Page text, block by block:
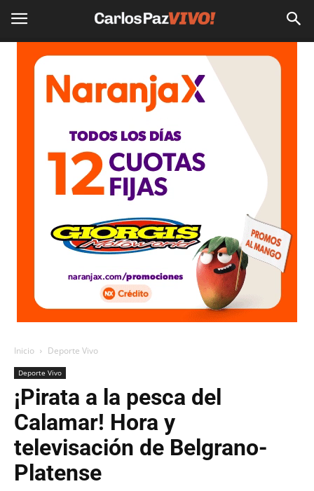
Inicio Deporte Vivo
Deporte Vivo
¡Pirata a la pesca del
Calamar! Hora y
televisación de Belgrano-
Platense